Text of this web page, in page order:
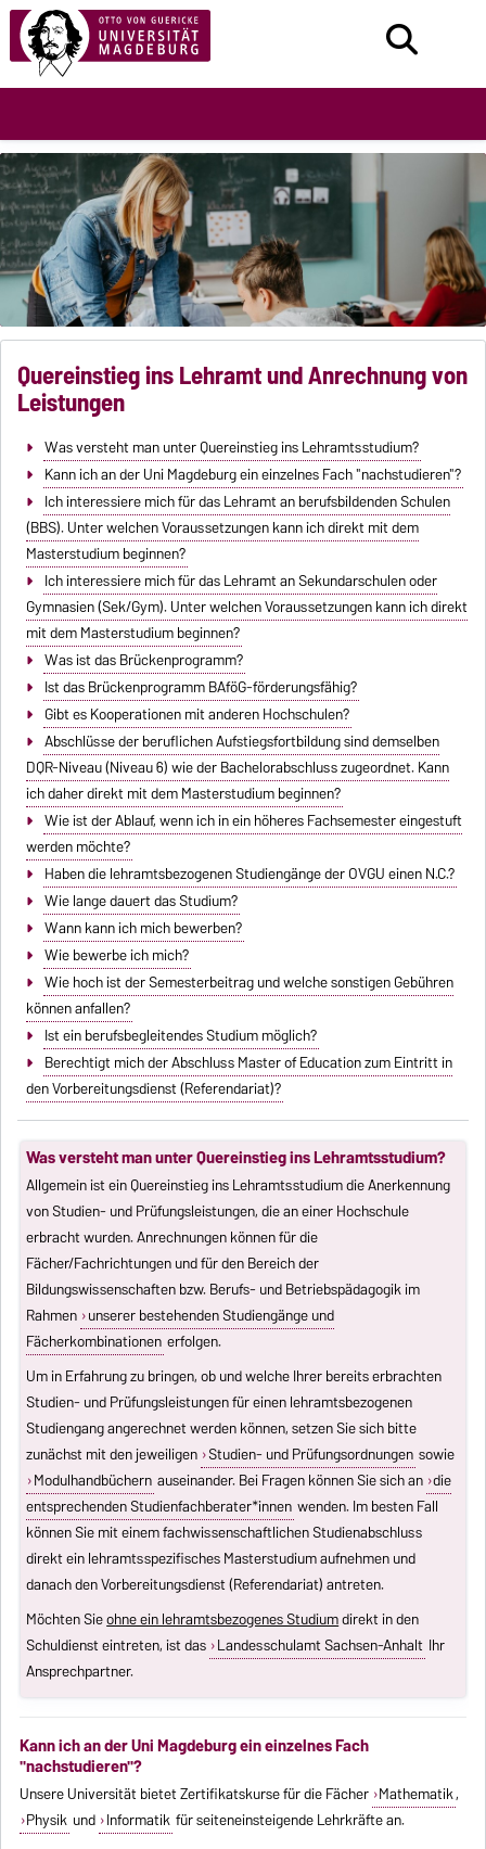
Quereinstieg ins Lehramt und Anrechnung von
Leistungen
Was versteht man unter Quereinstieg ins Lehramtsstudium?
Kann ich an der Uni Magdeburg ein einzelnes Fach "nachstudieren"?
Ich interessiere mich für das Lehramt an berufsbildenden Schulen
(BBS). Unter welchen Voraussetzungen kann ich direkt mit dem
Masterstudium beginnen?
Ich interessiere mich für das Lehramt an Sekundarschulen oder
Gymnasien (Sek/Gym). Unter welchen Voraussetzungen kann ich direkt
mit dem Masterstudium beginnen?
Was ist das Brückenprogramm?
Ist das Brückenprogramm BAföG-förderungsfähig?
Gibt es Kooperationen mit anderen Hochschulen?
Abschlüsse der beruflichen Aufstiegsfortbildung sind demselben
DQR-Niveau (Niveau 6) wie der Bachelorabschluss zugeordnet. Kann
ich daher direkt mit dem Masterstudium beginnen?
Wie ist der Ablauf, wenn ich in ein höheres Fachsemester eingestuft
werden möchte?
Haben die lehramtsbezogenen Studiengänge der OVGU einen N.C.?
Wie lange dauert das Studium?
Wann kann ich mich bewerben?
Wie bewerbe ich mich?
Wie hoch ist der Semesterbeitrag und welche sonstigen Gebühren
können anfallen?
Ist ein berufsbegleitendes Studium möglich?
Berechtigt mich der Abschluss Master of Education zum Eintritt in
den Vorbereitungsdienst (Referendariat)?
Was versteht man unter Quereinstieg ins Lehramtsstudium?
Allgemein ist ein Quereinstieg ins Lehramtsstudium die Anerkennung
von Studien- und Prüfungsleistungen, die an einer Hochschule
erbracht wurden. Anrechnungen können für die
Fächer/Fachrichtungen und für den Bereich der
Bildungswissenschaften bzw. Berufs- und Betriebspädagogik im
Rahmen unserer bestehenden Studiengänge und
Fächerkombinationen erfolgen.
Um in Erfahrung zu bringen, ob und welche Ihrer bereits erbrachten
Studien- und Prüfungsleistungen für einen lehramtsbezogenen
Studiengang angerechnet werden können, setzen Sie sich bitte
zunächst mit den jeweiligen Studien- und Prüfungsordnungen sowie
Modulhandbüchern auseinander. Bei Fragen können Sie sich an die
entsprechenden Studienfachberater*innen wenden. Im besten Fall
können Sie mit einem fachwissenschaftlichen Studienabschluss
direkt ein lehramtsspezifisches Masterstudium aufnehmen und
danach den Vorbereitungsdienst (Referendariat) antreten.
Möchten Sieohne ein lehramtsbezogenes Studiumdirekt in den
Schuldienst eintreten, ist das Landesschulamt Sachsen-Anhalt Ihr
Ansprechpartner.
Kann ich an der Uni Magdeburg ein einzelnes Fach
"nachstudieren"?
Unsere Universität bietet Zertifikatskurse für die Fächer Mathematik,
Physik und Informatik für seiteneinsteigende Lehrkräfte an.